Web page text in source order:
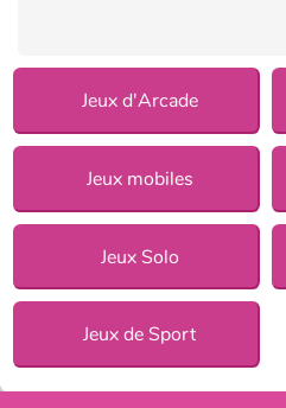
Jeux d'Arcade
Jeux mobiles
Jeux Solo
Jeux de Sport